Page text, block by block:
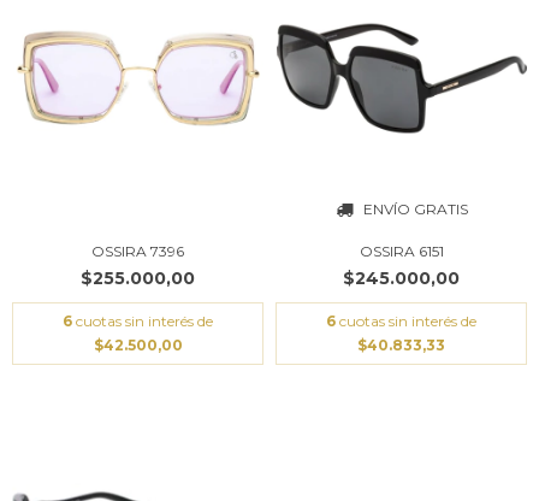
OSSIRA 7396
$255.000,00
6 cuotas sin interés de
$42.500,00
ENVÍO GRATIS
OSSIRA 6151
$245.000,00
6 cuotas sin interés de
$40.833,33